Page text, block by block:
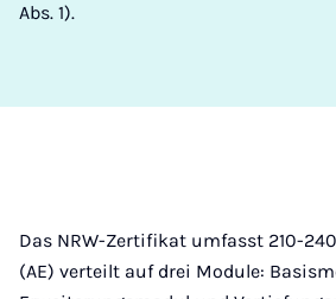
Abs. 1).
Das NRW-Zertifikat umfasst 210-
(AE) verteilt auf drei Module: